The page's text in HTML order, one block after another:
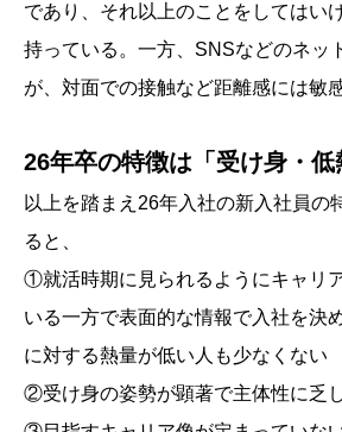
であり、それ以上のことをしてはい
持っている。一方、SNSなどのネッ
が、対面での接触など距離感には敏感
26年卒の特徴は「受け身・低
以上を踏まえ26年入社の新入社員の
ると、
①就活時期に見られるようにキャリ
いる一方で表面的な情報で入社を決
に対する熱量が低い人も少なくない
②受け身の姿勢が顕著で主体性に乏